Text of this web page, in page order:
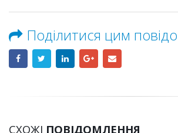
Поділитися цим
СХОЖІ ПОВІДОМЛЕННЯ